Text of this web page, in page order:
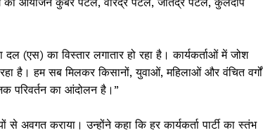
(एस) का विस्तार लगातार हो रहा है। कार्यकर्ताओं में जोश
है। हम सब मिलकर किसानों, युवाओं, महिलाओं और वंचित वर्गों
परिवर्तन का आंदोलन है।”
अवगत कराया। उन्होंने कहा कि हर कार्यकर्ता पार्टी का स्तंभ